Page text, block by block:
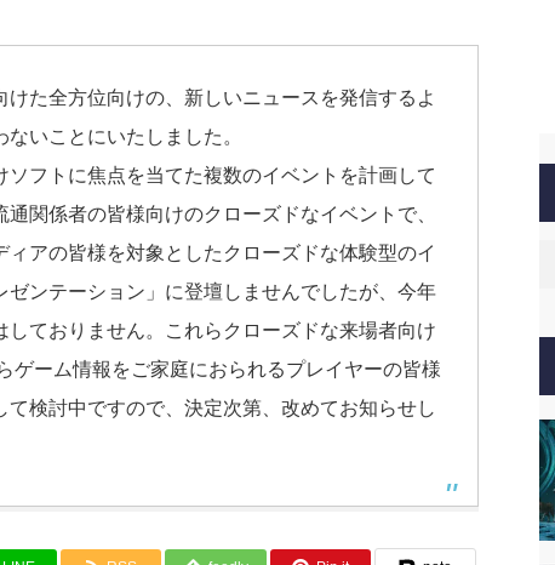
た全方位向けの、新しいニュースを発信するよ
いことにいたしました。
フトに焦点を当てた複数のイベントを計画して
関係者の皆様向けのクローズドなイベントで、
アの皆様を対象としたクローズドな体験型のイ
ンテーション」に登壇しませんでしたが、今年
しておりません。これらクローズドな来場者向け
ゲーム情報をご家庭におられるプレイヤーの皆様
検討中ですので、決定次第、改めてお知らせし